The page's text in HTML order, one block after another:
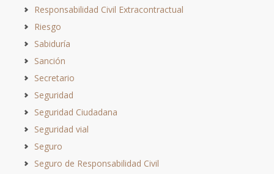
Responsabilidad Civil Extracontractual
Riesgo
Sabiduría
Sanción
Secretario
Seguridad
Seguridad Ciudadana
Seguridad vial
Seguro
Seguro de Responsabilidad Civil